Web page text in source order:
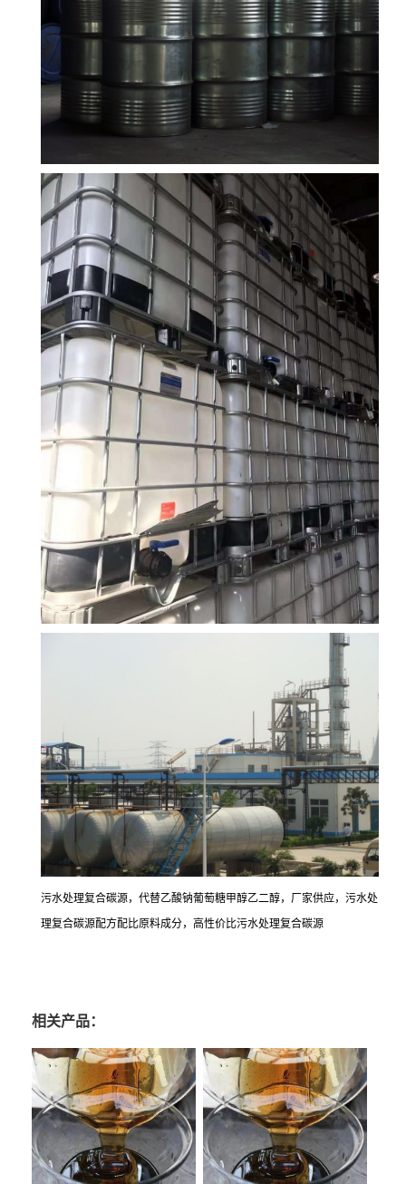
污水处理复合碳源，代替乙酸钠葡萄糖甲醇乙二醇，厂家供应，污水处
理复合碳源配方配比原料成分，高性价比污水处理复合碳源
相关产品：